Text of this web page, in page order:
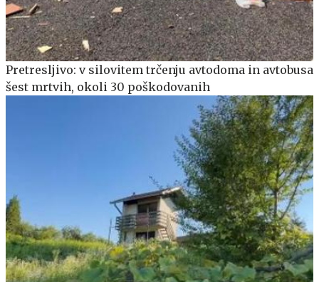
Pretresljivo: v silovitem trčenju avtodoma in avtobusa
šest mrtvih, okoli 30 poškodovanih